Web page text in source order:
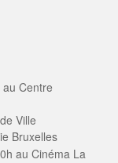
Centre
Ville
Bruxelles
au Cinéma La